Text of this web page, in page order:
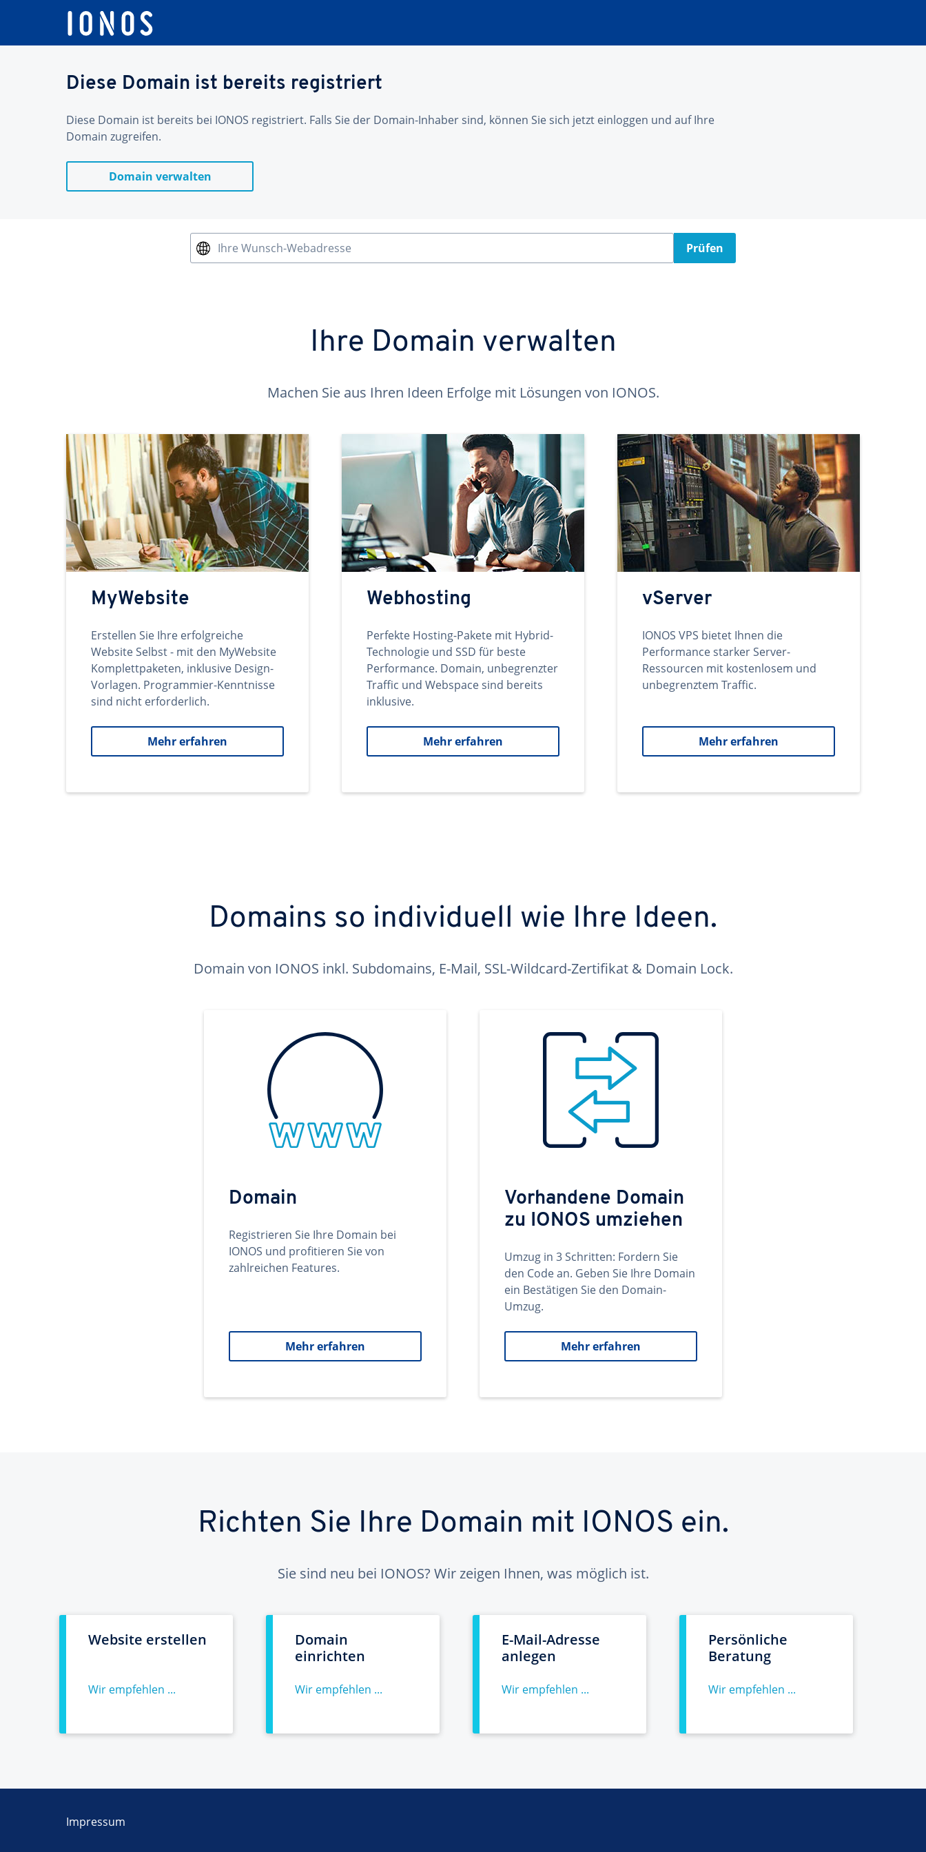
Diese Domain ist bereits registriert
Diese Domain ist bereits bei IONOS registriert. Falls Sie der Domain-Inhaber sind, können Sie sich jetzt einloggen und auf Ihre
Domain zugreifen.
Domain verwalten
Ihre Wunsch-Webadresse Prüfen
Ihre Domain verwalten
Machen Sie aus Ihren Ideen Erfolge mit Lösungen von IONOS.
MyWebsite
Erstellen Sie Ihre erfolgreiche
Website Selbst - mit den MyWebsite
Komplettpaketen, inklusive Design-
Vorlagen. Programmier-Kenntnisse
sind nicht erforderlich.
Mehr erfahren
Webhosting
Perfekte Hosting-Pakete mit Hybrid-
Technologie und SSD für beste
Performance. Domain, unbegrenzter
Traffic und Webspace sind bereits
inklusive.
Mehr erfahren
vServer
IONOS VPS bietet Ihnen die
Performance starker Server-
Ressourcen mit kostenlosem und
unbegrenztem Traffic.
Mehr erfahren
Domains so individuell wie Ihre Ideen.
Domain von IONOS inkl. Subdomains, E-Mail, SSL-Wildcard-Zertifikat & Domain Lock.
Domain
Registrieren Sie Ihre Domain bei
IONOS und profitieren Sie von
zahlreichen Features.
Mehr erfahren
Vorhandene Domain
zu IONOS umziehen
Umzug in 3 Schritten: Fordern Sie
den Code an. Geben Sie Ihre Domain
ein Bestätigen Sie den Domain-
Umzug.
Mehr erfahren
Richten Sie Ihre Domain mit IONOS ein.
Sie sind neu bei IONOS? Wir zeigen Ihnen, was möglich ist.
Website erstellen
Wir empfehlen ...
Domain
einrichten
Wir empfehlen ...
E-Mail-Adresse
anlegen
Wir empfehlen ...
Persönliche
Beratung
Wir empfehlen ...
Impressum